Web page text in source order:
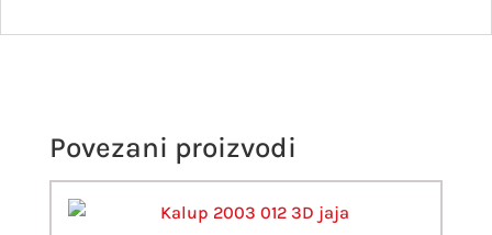
Povezani proizvodi